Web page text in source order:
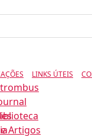
Artigos
LINKS ÚTEIS